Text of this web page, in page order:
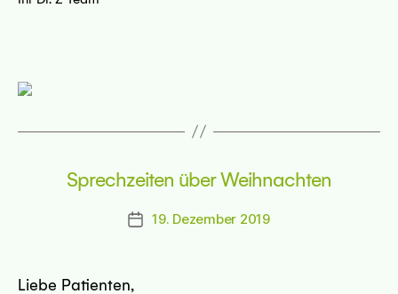
Sprechzeiten über Weihnachten
Beitragsdatum
19. Dezember 2019
Liebe Patienten,